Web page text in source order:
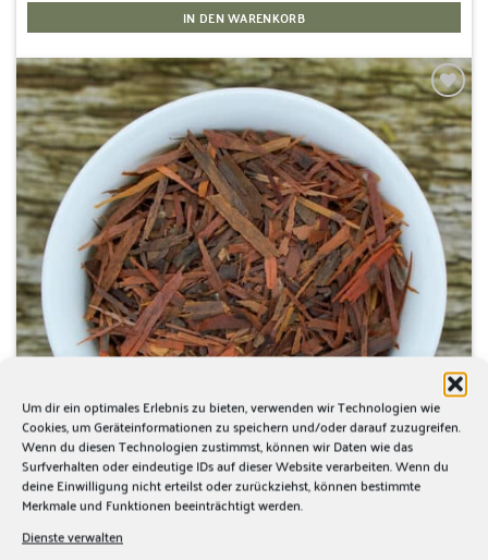
Um dir ein optimales Erlebnis zu bieten, verwenden wir Technologien wie
Cookies, um Geräteinformationen zu speichern und/oder darauf zuzugreifen.
Wenn du diesen Technologien zustimmst, können wir Daten wie das
Surfverhalten oder eindeutige IDs auf dieser Website verarbeiten. Wenn du
deine Einwilligung nicht erteilst oder zurückziehst, können bestimmte
Merkmale und Funktionen beeinträchtigt werden.
Dienste verwalten
IN DEN WARENKORB
Zur
Wunschliste
hinzufügen